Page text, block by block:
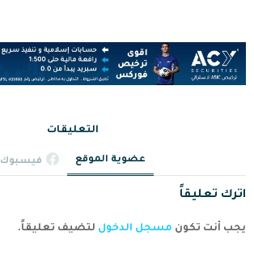
التعليقات
عضوية الموقع فيسبوك
اترك تعليقاً
يجب أنت تكون مسجل الدخول لتضيف تعليقاً.